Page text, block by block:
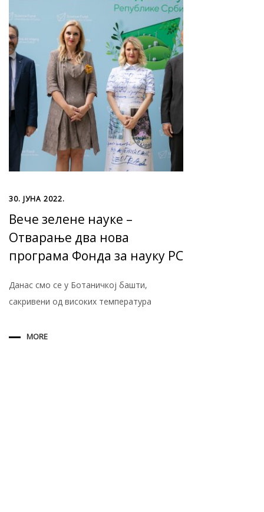
30. ЈУНА 2022.
Вече зелене науке –
Oтварањe два нова
програма Фонда за науку РС
Данас смо се у Ботаничкој башти,
сакривени од високих температура
MORE